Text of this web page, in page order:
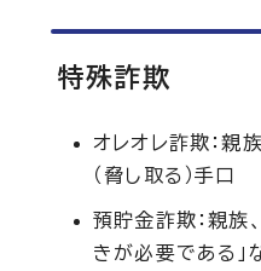
特殊詐欺
オレオレ詐欺：親
（脅し取る）手口
預貯金詐欺：親族
きが必要である」